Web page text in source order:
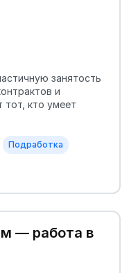
занятость
и
тот, кто умеет
Подработка
— работа в